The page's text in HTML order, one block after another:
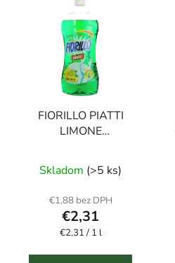
FIORILLO PIATTI
LIMONE
ml prostriedok na riad
Skladom (>5 ks)
€1,88 bez DPH
€2,31
Jednotková
€2,31 / 1 l